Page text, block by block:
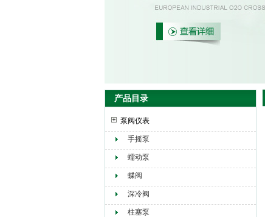
赫尔纳贸易（大连）有限公司
产品目录
泵阀仪表
手摇泵
蠕动泵
蝶阀
深冷阀
柱塞泵